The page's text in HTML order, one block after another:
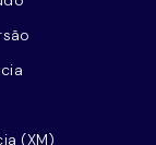
(XM)